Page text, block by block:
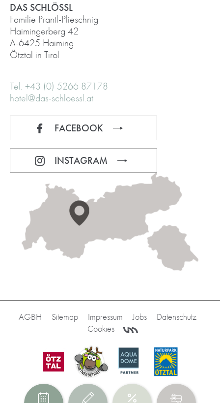
DAS SCHLÖSSL
Familie Prantl-Plieschnig
Haimingerberg 42
A-6425 Haiming
Ötztal in Tirol
Tel. +43 (0) 5266 87178
hotel@das-schloessl.at
FACEBOOK
INSTAGRAM
AGBH Sitemap Impressum Jobs
Datenschutz
Cookies